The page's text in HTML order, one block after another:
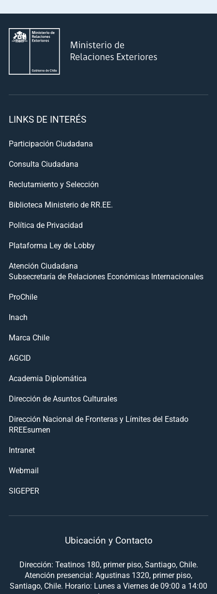
LINKS DE INTERÉS
Participación Ciudadana
Consulta Ciudadana
Reclutamiento y Selección
Biblioteca Ministerio de RR.EE.
Política de Privacidad
Plataforma Ley de Lobby
Atención Ciudadana
Subsecretaría de Relaciones Económicas Internacionales
ProChile
Inach
Marca Chile
AGCID
Academia Diplomática
Dirección de Asuntos Culturales
Dirección Nacional de Fronteras y Límites del Estado
RREEsumen
Intranet
Webmail
SIGEPER
Ubicación y Contacto
Dirección: Teatinos 180, primer piso, Santiago, Chile.
Atención presencial: Agustinas 1320, primer piso,
Santiago, Chile. Horario: Lunes a Viernes de 09:00 a 14:00